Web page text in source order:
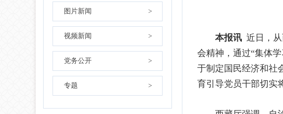
图片新闻 >
视频新闻 >
党务公开 >
专题 >
本报讯 近日，
会精神，通过“集体
于制定国民经济和社
育引导党员干部切实